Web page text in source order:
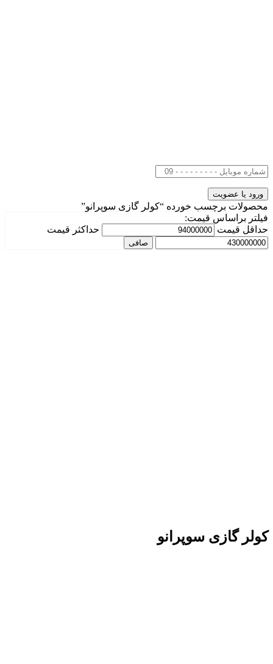
محصولات برچسب خورده “کولر گازی سوپرانو”
فیلتر براساس قیمت:
حداقل قیمت
حداكثر قيمت
صافی
کولر گازی سوپرانو